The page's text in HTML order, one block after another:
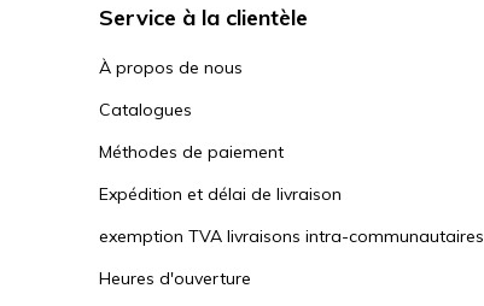
Service à la clientèle
À propos de nous
Catalogues
Méthodes de paiement
Expédition et délai de livraison
exemption TVA livraisons intra-communautaires
Heures d'ouverture